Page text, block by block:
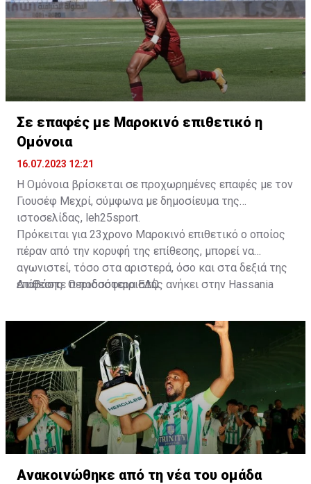
Σε επαφές με Μαροκινό επιθετικό η
Ομόνοια
16.07.2023 12:21
Η Ομόνοια βρίσκεται σε προχωρημένες επαφές με τον
Γιουσέφ Μεχρί, σύμφωνα με δημοσίευμα της
ιστοσελίδας, leh25sport.
Πρόκειται για 23χρονο Μαροκινό επιθετικό ο οποίος
πέραν από την κορυφή της επίθεσης, μπορεί να
αγωνιστεί, τόσο στα αριστερά, όσο και στα δεξιά της
επίθεσης. Ο ποδοσφαιριστής ανήκει στην Hassania
Διαβάστε περισσότεραΕΔΩ.
Ανακοινώθηκε από τη νέα του ομάδα